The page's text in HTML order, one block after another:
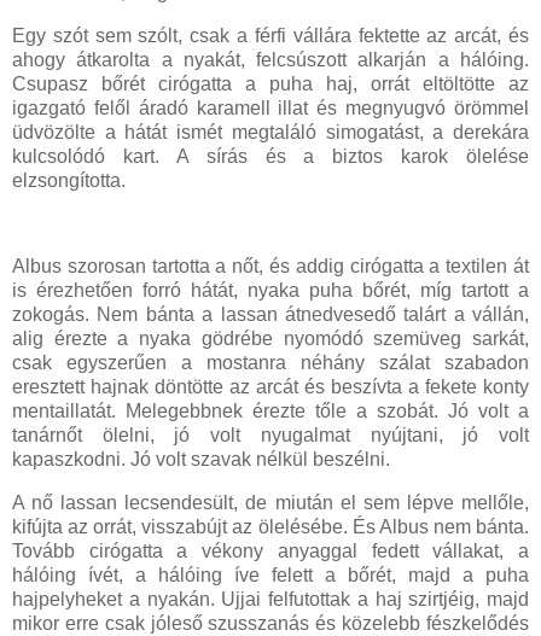
Egy szót sem szólt, csak a férfi vállára fektette az arcát, és
ahogy átkarolta a nyakát, felcsúszott alkarján a hálóing.
Csupasz bőrét cirógatta a puha haj, orrát eltöltötte az
igazgató felől áradó karamell illat és megnyugvó örömmel
üdvözölte a hátát ismét megtaláló simogatást, a derekára
kulcsolódó kart. A sírás és a biztos karok ölelése
elzsongította.
Albus szorosan tartotta a nőt, és addig cirógatta a textilen át
is érezhetően forró hátát, nyaka puha bőrét, míg tartott a
zokogás. Nem bánta a lassan átnedvesedő talárt a vállán,
alig érezte a nyaka gödrébe nyomódó szemüveg sarkát,
csak egyszerűen a mostanra néhány szálat szabadon
eresztett hajnak döntötte az arcát és beszívta a fekete konty
mentaillatát. Melegebbnek érezte tőle a szobát. Jó volt a
tanárnőt ölelni, jó volt nyugalmat nyújtani, jó volt
kapaszkodni. Jó volt szavak nélkül beszélni.
A nő lassan lecsendesült, de miután el sem lépve mellőle,
kifújta az orrát, visszabújt az ölelésébe. És Albus nem bánta.
Tovább cirógatta a vékony anyaggal fedett vállakat, a
hálóing ívét, a hálóing íve felett a bőrét, majd a puha
hajpelyheket a nyakán. Ujjai felfutottak a haj szirtjéig, majd
mikor erre csak jóleső szusszanás és közelebb fészkelődés